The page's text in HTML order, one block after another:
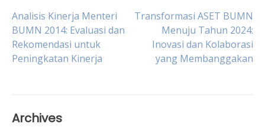
Post
navigation
Analisis Kinerja Menteri
BUMN 2014: Evaluasi dan
Rekomendasi untuk
Peningkatan Kinerja
Transformasi ASET BUMN
Menuju Tahun 2024:
Inovasi dan Kolaborasi
yang Membanggakan
Archives